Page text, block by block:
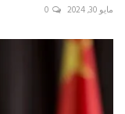
مايو 30, 2024 0